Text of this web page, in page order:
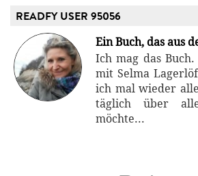
READFY USER 95056
Ein Buch, das aus
Ich mag das
mit Selma
ich mal wieder
täglich über
möchte...